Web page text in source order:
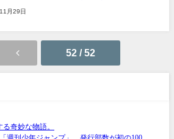
月29日
52 / 52